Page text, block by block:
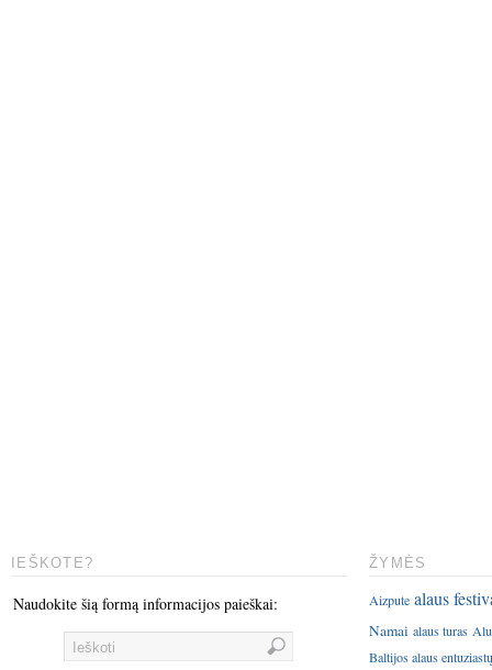
IEŠKOTE?
Naudokite šią formą informacijos paieškai:
ŽYMĖS
Aizpute alaus
Namai alaus turas
Baltijos alaus